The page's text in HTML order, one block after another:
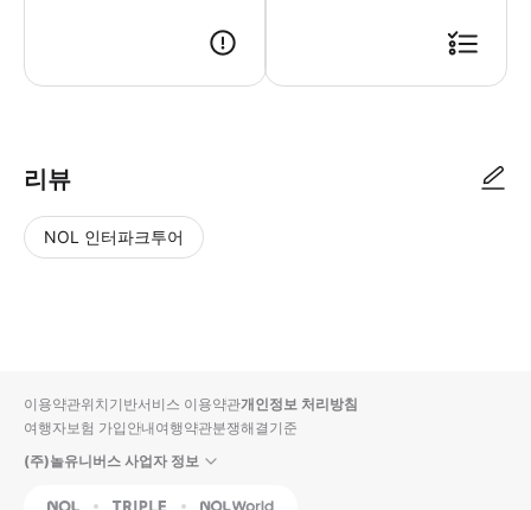
리뷰
NOL 인터파크투어
입니
다.
순
상
이용약관위치기반서비스 이용약관개인정보 처리방침
여행자보험 가입안내여행약관분쟁해결기준
(주)놀유니버스 사업자 정보